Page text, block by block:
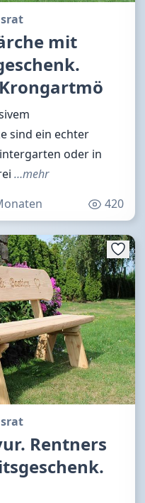
mit
sind ein echter
oder in
…mehr
420
Rentners